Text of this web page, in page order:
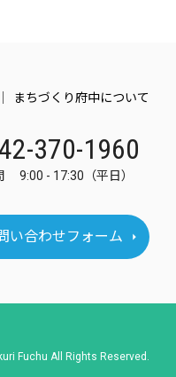
まちづくり府中について
370-1960
9:00 - 17:30（平日）
い合わせフォーム
Fuchu All Rights Reserved.